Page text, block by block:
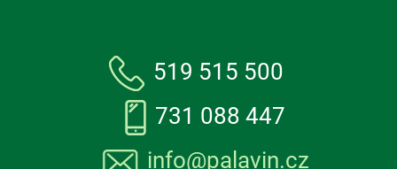
519 515 500
731 088 447
info@palavin.cz